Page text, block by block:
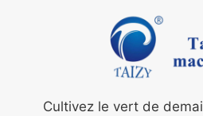
Cultivez le vert de